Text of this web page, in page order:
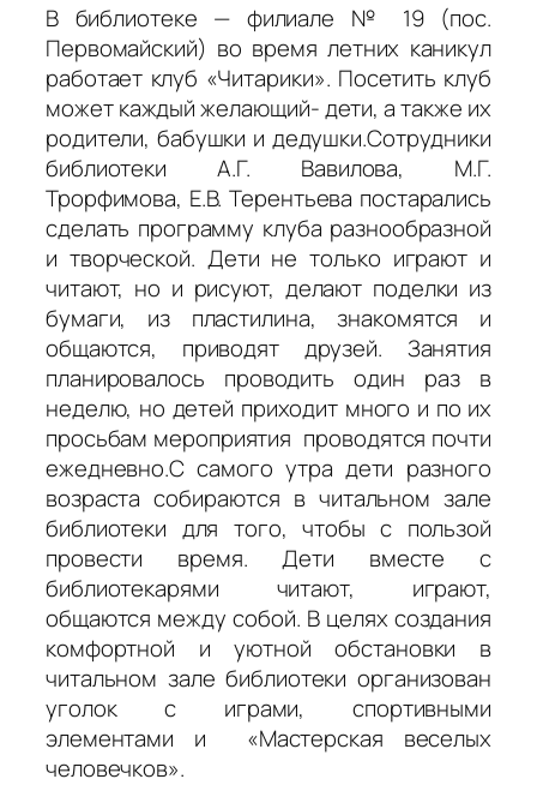
В библиотеке — филиале № 19 (пос.
Первомайский) во время летних каникул
работает клуб «Читарики». Посетить клуб
может каждый желающий- дети, а также их
родители, бабушки и дедушки.Сотрудники
библиотеки А.Г. Вавилова, М.Г.
Трорфимова, Е.В. Терентьева постарались
сделать программу клуба разнообразной
и творческой. Дети не только играют и
читают, но и рисуют, делают поделки из
бумаги, из пластилина, знакомятся и
общаются, приводят друзей. Занятия
планировалось проводить один раз в
неделю, но детей приходит много и по их
просьбам мероприятия проводятся почти
ежедневно.С самого утра дети разного
возраста собираются в читальном зале
библиотеки для того, чтобы с пользой
провести время. Дети вместе с
библиотекарями читают, играют,
общаются между собой. В целях создания
комфортной и уютной обстановки в
читальном зале библиотеки организован
уголок с играми, спортивными
элементами и «Мастерская веселых
человечков».